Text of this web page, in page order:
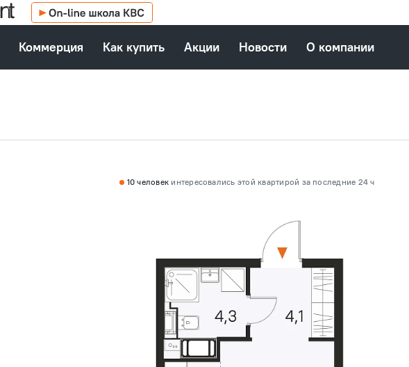
Коммерция Как купить Акции Новости О компании
10 человек интересовались этой квартирой за последние 24 ч